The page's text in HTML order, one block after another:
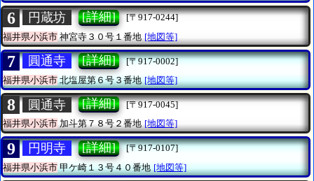
6 円蔵坊 [詳細]
[〒917-0244]
福井県小浜市 神宮寺３０号１番地 [地図等]
7 圓通寺 [詳細]
[〒917-0002]
福井県小浜市北塩屋第６号３番地 [地図等]
8 圓通寺 [詳細]
[〒917-0045]
福井県小浜市加斗第７８号２番地 [地図等]
9 円明寺 [詳細]
[〒917-0107]
福井県小浜市甲ケ崎１３号４０番地 [地図等]